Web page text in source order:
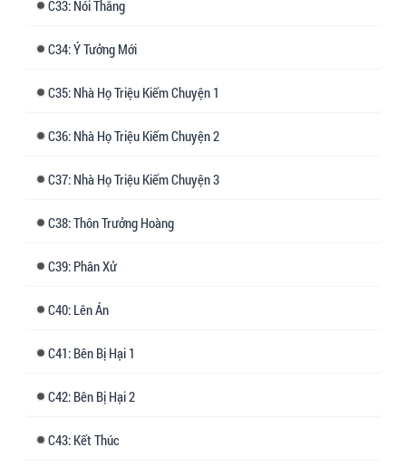
33: Nói Thẳng
34: Ý Tưởng Mới
35: Nhà Họ Triệu Kiếm Chuyện 1
36: Nhà Họ Triệu Kiếm Chuyện 2
37: Nhà Họ Triệu Kiếm Chuyện 3
38: Thôn Trưởng Hoàng
39: Phân Xử
40: Lên Án
41: Bên Bị Hại 1
42: Bên Bị Hại 2
43: Kết Thúc